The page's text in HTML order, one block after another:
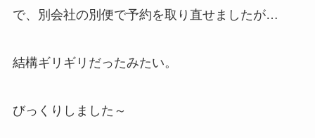
で、別会社の別便で予約を取り直せましたが…
結構ギリギリだったみたい。
びっくりしました～